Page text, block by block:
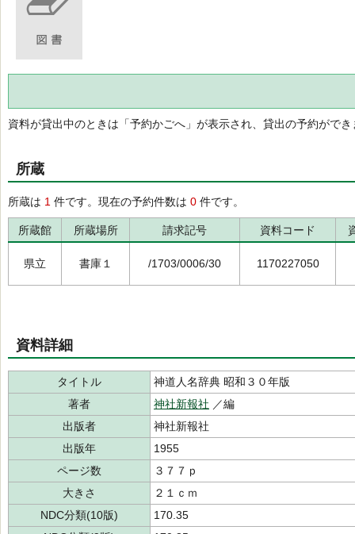
資料が貸出中のときは「予約かごへ」が表示され、貸出の予約ができ
所蔵
所蔵は 1 件です。現在の予約件数は 0 件です。
所蔵館 所蔵場所 請求記号 資料コード
県立 書庫１ /1703/0006/30 1170227050
資料詳細
タイトル
神道人名辞典 昭和３０年版
著者
神社新報社 ／編
出版者
神社新報社
出版年
1955
ページ数
３７７ｐ
大きさ
２１ｃｍ
NDC分類(10版)
170.35